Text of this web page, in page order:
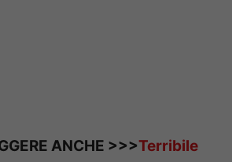
ANCHE >>>Terribile